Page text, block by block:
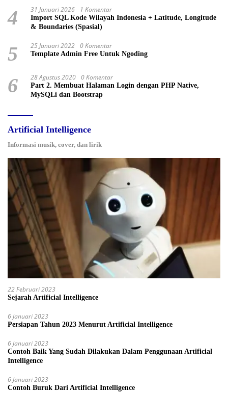
4 31 Januari 2026 1 Komentar
Import SQL Kode Wilayah Indonesia + Latitude, Longitude
& Boundaries (Spasial)
5 25 Januari 2022 0 Komentar
Template Admin Free Untuk Ngoding
6 28 Agustus 2020 0 Komentar
Part 2. Membuat Halaman Login dengan PHP Native,
MySQLi dan Bootstrap
Artificial Intelligence
Informasi musik, cover, dan lirik
22 Februari 2023
Sejarah Artificial Intelligence
6 Januari 2023
Persiapan Tahun 2023 Menurut Artificial Intelligence
6 Januari 2023
Contoh Baik Yang Sudah Dilakukan Dalam Penggunaan Artificial
Intelligence
6 Januari 2023
Contoh Buruk Dari Artificial Intelligence